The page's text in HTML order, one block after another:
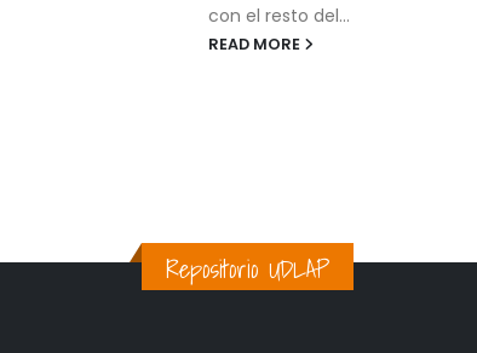
con el resto del...
READ MORE
Repositorio UDLAP